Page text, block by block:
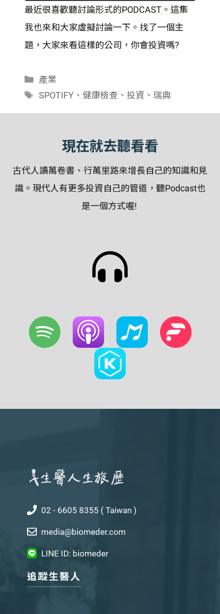
RSS FEED
SHARE
LINK
最近很喜歡聽討論形式的PODCAST。這集
我也來和大家虛擬討論一下。找了一個主
題，大家來看這樣的公司，你會投資嗎?
分
類
產業
標
SPOTIFY、 健康檢查 、 投資 、 瑞典
現在就去聽看看
古代人讀萬卷書、行萬里路來增長自己的知識和見
識。現代人有更多投資自己的管道，聽Podcast也
是一個方式喔!
02 - 6605 8355 ( Taiwan )
media@biomeder.com
LINE ID: biomeder
追蹤生醫人